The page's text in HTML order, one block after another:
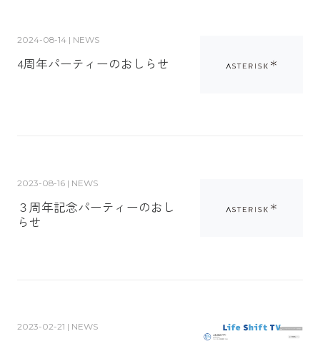
2024-08-14 | NEWS
4周年パーティーのおしらせ
2023-08-16 | NEWS
３周年記念パーティーのおし
らせ
2023-02-21 | NEWS